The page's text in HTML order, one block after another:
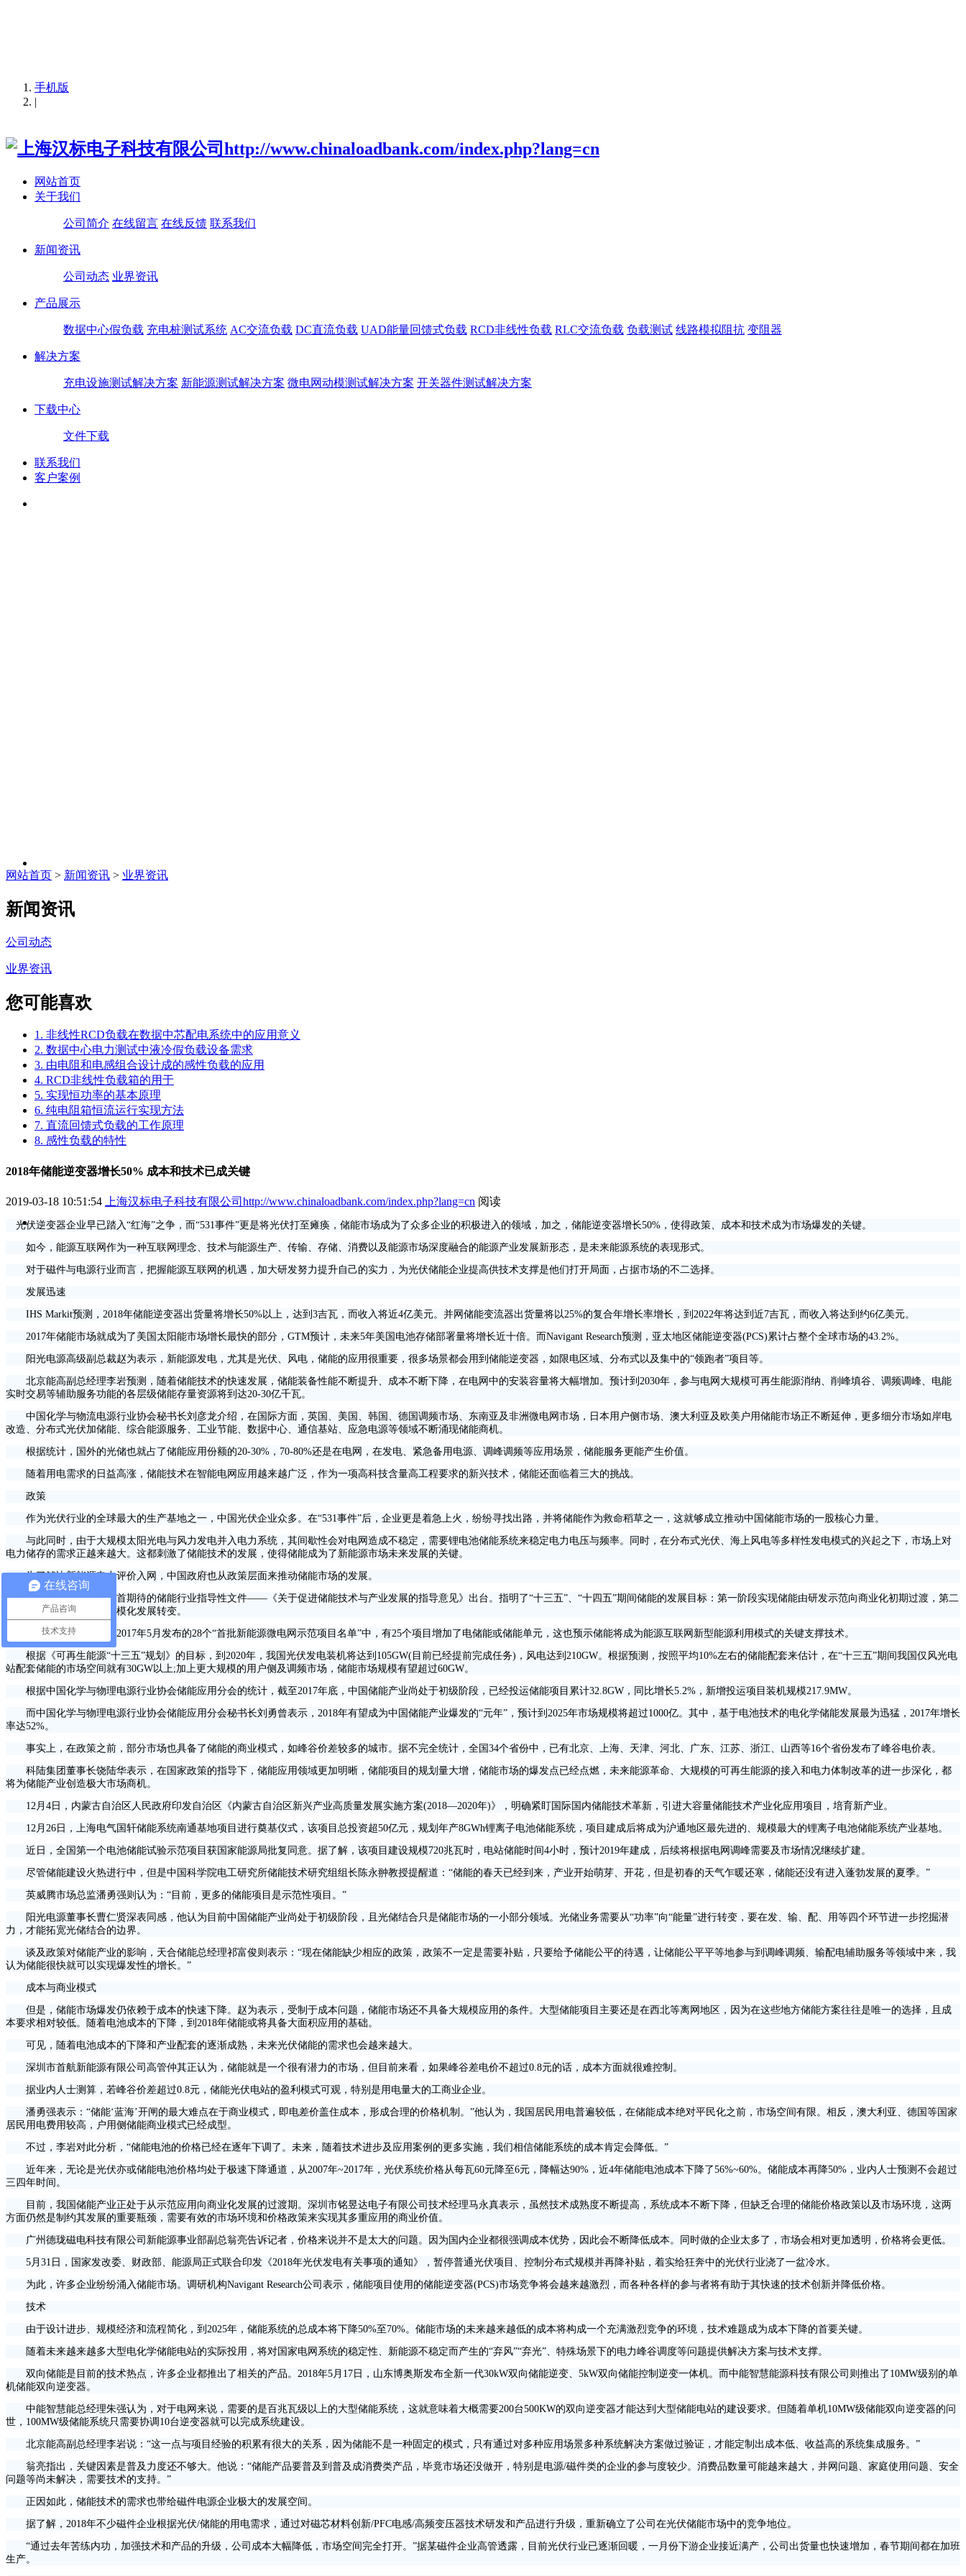
手机版
|
网站首页
关于我们
公司简介 在线留言 在线反馈 联系我们
新闻资讯
公司动态 业界资讯
产品展示
数据中心假负载 充电桩测试系统 AC交流负载 DC直流负载 UAD能量回馈式负载 RCD非线性负载 RLC交流负载 负载测试 线路模拟阻抗 变阻器
解决方案
充电设施测试解决方案 新能源测试解决方案 微电网动模测试解决方案 开关器件测试解决方案
下载中心
文件下载
联系我们
客户案例
网站首页 > 新闻资讯 > 业界资讯
新闻资讯
公司动态
业界资讯
您可能喜欢
1. 非线性RCD负载在数据中芯配电系统中的应用意义
2. 数据中心电力测试中液冷假负载设备需求
3. 由电阻和电感组合设计成的感性负载的应用
4. RCD非线性负载箱的用于
5. 实现恒功率的基本原理
6. 纯电阻箱恒流运行实现方法
7. 直流回馈式负载的工作原理
8. 感性负载的特性
2018年储能逆变器增长50% 成本和技术已成关键
2019-03-18 10:51:54 上海汉标电子科技有限公司http://www.chinaloadbank.com/index.php?lang=cn 阅读
光伏逆变器企业早已踏入“红海”之争，而“531事件”更是将光伏打至瘫痪，储能市场成为了众多企业的积极进入的领域，加之，储能逆变器增长50%，使得政策、成本和技术成为市场爆发的关键。
如今，能源互联网作为一种互联网理念、技术与能源生产、传输、存储、消费以及能源市场深度融合的能源产业发展新形态，是未来能源系统的表现形式。
对于磁件与电源行业而言，把握能源互联网的机遇，加大研发努力提升自己的实力，为光伏储能企业提高供技术支撑是他们打开局面，占据市场的不二选择。
发展迅速
IHS Markit预测，2018年储能逆变器出货量将增长50%以上，达到3吉瓦，而收入将近4亿美元。并网储能变流器出货量将以25%的复合年增长率增长，到2022年将达到近7吉瓦，而收入将达到约6亿美元。
2017年储能市场就成为了美国太阳能市场增长最快的部分，GTM预计，未来5年美国电池存储部署量将增长近十倍。而Navigant Research预测，亚太地区储能逆变器(PCS)累计占整个全球市场的43.2%。
阳光电源高级副总裁赵为表示，新能源发电，尤其是光伏、风电，储能的应用很重要，很多场景都会用到储能逆变器，如限电区域、分布式以及集中的“领跑者”项目等。
北京能高副总经理李岩预测，随着储能技术的快速发展，储能装备性能不断提升、成本不断下降，在电网中的安装容量将大幅增加。预计到2030年，参与电网大规模可再生能源消纳、削峰填谷、调频调峰、电能
实时交易等辅助服务功能的各层级储能存量资源将到达20-30亿千瓦。
中国化学与物流电源行业协会秘书长刘彦龙介绍，在国际方面，英国、美国、韩国、德国调频市场、东南亚及非洲微电网市场，日本用户侧市场、澳大利亚及欧美户用储能市场正不断延伸，更多细分市场如岸电
改造、分布式光伏加储能、综合能源服务、工业节能、数据中心、通信基站、应急电源等领域不断涌现储能商机。
根据统计，国外的光储也就占了储能应用份额的20-30%，70-80%还是在电网，在发电、紧急备用电源、调峰调频等应用场景，储能服务更能产生价值。
随着用电需求的日益高涨，储能技术在智能电网应用越来越广泛，作为一项高科技含量高工程要求的新兴技术，储能还面临着三大的挑战。
政策
作为光伏行业的全球最大的生产基地之一，中国光伏企业众多。在“531事件”后，企业更是着急上火，纷纷寻找出路，并将储能作为救命稻草之一，这就够成立推动中国储能市场的一股核心力量。
与此同时，由于大规模太阳光电与风力发电并入电力系统，其间歇性会对电网造成不稳定，需要锂电池储能系统来稳定电力电压与频率。同时，在分布式光伏、海上风电等多样性发电模式的兴起之下，市场上对
电力储存的需求正越来越大。这都刺激了储能技术的发展，使得储能成为了新能源市场未来发展的关键。
为了解决新能源电力评价入网，中国政府也从政策层面来推动储能市场的发展。
2017年10月，业界翘首期待的储能行业指导性文件——《关于促进储能技术与产业发展的指导意见》出台。指明了“十三五”、“十四五”期间储能的发展目标：第一阶段实现储能由研发示范向商业化初期过渡，第二
阶段实现商业化初期向规模化发展转变。
据了解，国家发改委2017年5月发布的28个“首批新能源微电网示范项目名单”中，有25个项目增加了电储能或储能单元，这也预示储能将成为能源互联网新型能源利用模式的关键支撑技术。
根据《可再生能源“十三五”规划》的目标，到2020年，我国光伏发电装机将达到105GW(目前已经提前完成任务)，风电达到210GW。根据预测，按照平均10%左右的储能配套来估计，在“十三五”期间我国仅风光电
站配套储能的市场空间就有30GW以上;加上更大规模的用户侧及调频市场，储能市场规模有望超过60GW。
根据中国化学与物理电源行业协会储能应用分会的统计，截至2017年底，中国储能产业尚处于初级阶段，已经投运储能项目累计32.8GW，同比增长5.2%，新增投运项目装机规模217.9MW。
而中国化学与物理电源行业协会储能应用分会秘书长刘勇曾表示，2018年有望成为中国储能产业爆发的“元年”，预计到2025年市场规模将超过1000亿。其中，基于电池技术的电化学储能发展最为迅猛，2017年增长
率达52%。
事实上，在政策之前，部分市场也具备了储能的商业模式，如峰谷价差较多的城市。据不完全统计，全国34个省份中，已有北京、上海、天津、河北、广东、江苏、浙江、山西等16个省份发布了峰谷电价表。
科陆集团董事长饶陆华表示，在国家政策的指导下，储能应用领域更加明晰，储能项目的规划量大增，储能市场的爆发点已经点燃，未来能源革命、大规模的可再生能源的接入和电力体制改革的进一步深化，都
将为储能产业创造极大市场商机。
12月4日，内蒙古自治区人民政府印发自治区《内蒙古自治区新兴产业高质量发展实施方案(2018—2020年)》，明确紧盯国际国内储能技术革新，引进大容量储能技术产业化应用项目，培育新产业。
12月26日，上海电气国轩储能系统南通基地项目进行奠基仪式，该项目总投资超50亿元，规划年产8GWh锂离子电池储能系统，项目建成后将成为沪通地区最先进的、规模最大的锂离子电池储能系统产业基地。
近日，全国第一个电池储能试验示范项目获国家能源局批复同意。据了解，该项目建设规模720兆瓦时，电站储能时间4小时，预计2019年建成，后续将根据电网调峰需要及市场情况继续扩建。
尽管储能建设火热进行中，但是中国科学院电工研究所储能技术研究组组长陈永翀教授提醒道：“储能的春天已经到来，产业开始萌芽、开花，但是初春的天气乍暖还寒，储能还没有进入蓬勃发展的夏季。”
英威腾市场总监潘勇强则认为：“目前，更多的储能项目是示范性项目。”
阳光电源董事长曹仁贤深表同感，他认为目前中国储能产业尚处于初级阶段，且光储结合只是储能市场的一小部分领域。光储业务需要从“功率”向“能量”进行转变，要在发、输、配、用等四个环节进一步挖掘潜
力，才能拓宽光储结合的边界。
谈及政策对储能产业的影响，天合储能总经理祁富俊则表示：“现在储能缺少相应的政策，政策不一定是需要补贴，只要给予储能公平的待遇，让储能公平平等地参与到调峰调频、输配电辅助服务等领域中来，我
认为储能很快就可以实现爆发性的增长。”
成本与商业模式
但是，储能市场爆发仍依赖于成本的快速下降。赵为表示，受制于成本问题，储能市场还不具备大规模应用的条件。大型储能项目主要还是在西北等离网地区，因为在这些地方储能方案往往是唯一的选择，且成
本要求相对较低。随着电池成本的下降，到2018年储能或将具备大面积应用的基础。
可见，随着电池成本的下降和产业配套的逐渐成熟，未来光伏储能的需求也会越来越大。
深圳市首航新能源有限公司高管仲其正认为，储能就是一个很有潜力的市场，但目前来看，如果峰谷差电价不超过0.8元的话，成本方面就很难控制。
据业内人士测算，若峰谷价差超过0.8元，储能光伏电站的盈利模式可观，特别是用电量大的工商业企业。
潘勇强表示：“储能‘蓝海’开闸的最大难点在于商业模式，即电差价盖住成本，形成合理的价格机制。”他认为，我国居民用电普遍较低，在储能成本绝对平民化之前，市场空间有限。相反，澳大利亚、德国等国家
居民用电费用较高，户用侧储能商业模式已经成型。
不过，李岩对此分析，“储能电池的价格已经在逐年下调了。未来，随着技术进步及应用案例的更多实施，我们相信储能系统的成本肯定会降低。”
近年来，无论是光伏亦或储能电池价格均处于极速下降通道，从2007年~2017年，光伏系统价格从每瓦60元降至6元，降幅达90%，近4年储能电池成本下降了56%~60%。储能成本再降50%，业内人士预测不会超过
三四年时间。
目前，我国储能产业正处于从示范应用向商业化发展的过渡期。深圳市铭昱达电子有限公司技术经理马永真表示，虽然技术成熟度不断提高，系统成本不断下降，但缺乏合理的储能价格政策以及市场环境，这两
方面仍然是制约其发展的重要瓶颈，需要有效的市场环境和价格政策来实现其多重应用的商业价值。
广州德珑磁电科技有限公司新能源事业部副总翁亮告诉记者，价格来说并不是太大的问题。因为国内企业都很强调成本优势，因此会不断降低成本。同时做的企业太多了，市场会相对更加透明，价格将会更低。
5月31日，国家发改委、财政部、能源局正式联合印发《2018年光伏发电有关事项的通知》，暂停普通光伏项目、控制分布式规模并再降补贴，着实给狂奔中的光伏行业浇了一盆冷水。
为此，许多企业纷纷涌入储能市场。调研机构Navigant Research公司表示，储能项目使用的储能逆变器(PCS)市场竞争将会越来越激烈，而各种各样的参与者将有助于其快速的技术创新并降低价格。
技术
由于设计进步、规模经济和流程简化，到2025年，储能系统的总成本将下降50%至70%。储能市场的未来越来越低的成本将构成一个充满激烈竞争的环境，技术难题成为成本下降的首要关键。
随着未来越来越多大型电化学储能电站的实际投用，将对国家电网系统的稳定性、新能源不稳定而产生的“弃风”“弃光”、特殊场景下的电力峰谷调度等问题提供解决方案与技术支撑。
双向储能是目前的技术热点，许多企业都推出了相关的产品。2018年5月17日，山东博奥斯发布全新一代30kW双向储能逆变、5kW双向储能控制逆变一体机。而中能智慧能源科技有限公司则推出了10MW级别的单
机储能双向逆变器。
中能智慧能总经理朱强认为，对于电网来说，需要的是百兆瓦级以上的大型储能系统，这就意味着大概需要200台500KW的双向逆变器才能达到大型储能电站的建设要求。但随着单机10MW级储能双向逆变器的问
世，100MW级储能系统只需要协调10台逆变器就可以完成系统建设。
北京能高副总经理李岩说：“这一点与项目经验的积累有很大的关系，因为储能不是一种固定的模式，只有通过对多种应用场景多种系统解决方案做过验证，才能定制出成本低、收益高的系统集成服务。”
翁亮指出，关键因素是普及力度还不够大。他说：“储能产品要普及到普及成消费类产品，毕竟市场还没做开，特别是电源/磁件类的企业的参与度较少。消费品数量可能越来越大，并网问题、家庭使用问题、安全
问题等尚未解决，需要技术的支持。”
正因如此，储能技术的需求也带给磁件电源企业极大的发展空间。
据了解，2018年不少磁件企业根据光伏/储能的用电需求，通过对磁芯材料创新/PFC电感/高频变压器技术研发和产品进行升级，重新确立了公司在光伏储能市场中的竞争地位。
“通过去年苦练内功，加强技术和产品的升级，公司成本大幅降低，市场空间完全打开。”据某磁件企业高管透露，目前光伏行业已逐渐回暖，一月份下游企业接近满产，公司出货量也快速增加，春节期间都在加班
生产。
在线咨询
产品咨询
技术支持